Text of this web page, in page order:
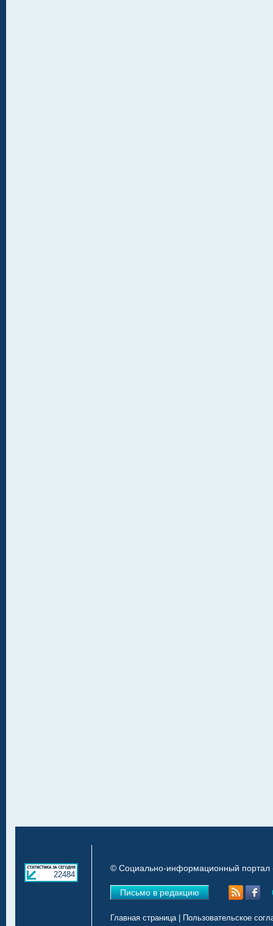
22484
© Социально-информационный портал
Письмо в редакцию
Главная страница| Пользовательское